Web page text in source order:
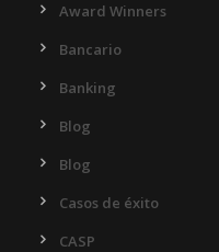
Award Winners
Bancario
Banking
Blog
Blog
Casos de éxito
CASP